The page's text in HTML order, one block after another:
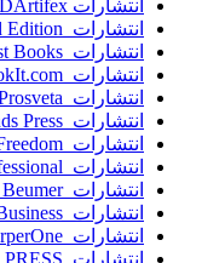
انتشارات ‎ CADArtifex
انتشارات CRC Press; 2nd Edition
انتشارات E-Kitap Projesi & Cheapest Books
انتشارات eBookIt.com
انتشارات Editions Prosveta
انتشارات Fair Winds Press
انتشارات Freedom
انتشارات Gulf Professional
انتشارات Hans Beumer
انتشارات HarperBusiness
انتشارات HarperOne
انتشارات IDEA BITE PRESS